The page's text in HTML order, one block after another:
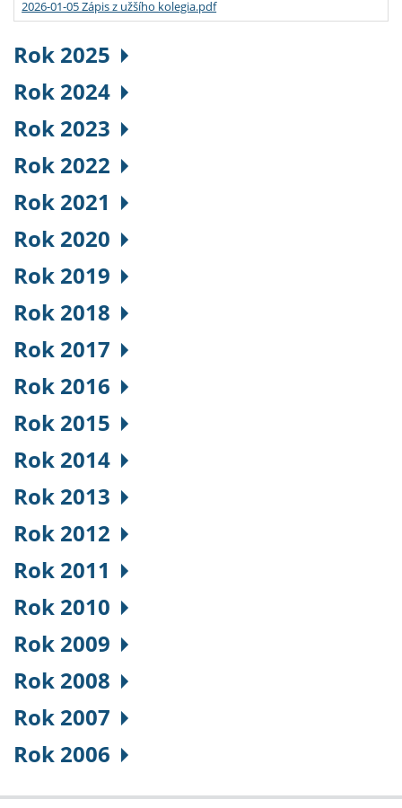
2026-01-05 Zápis z užšího kolegia.pdf
Rok 2025
Rok 2024
Rok 2023
Rok 2022
Rok 2021
Rok 2020
Rok 2019
Rok 2018
Rok 2017
Rok 2016
Rok 2015
Rok 2014
Rok 2013
Rok 2012
Rok 2011
Rok 2010
Rok 2009
Rok 2008
Rok 2007
Rok 2006